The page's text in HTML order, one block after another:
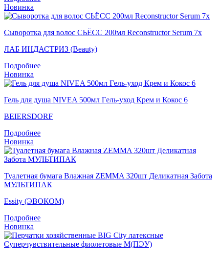
Новинка
Сыворотка для волос СЬЁСС 200мл Reconstructor Serum 7x
ЛАБ ИНДАСТРИЗ (Beauty)
Подробнее
Новинка
Гель для душа NIVEA 500мл Гeль-уход Крем и Кокос 6
BEIERSDORF
Подробнее
Новинка
Туалетная бумага Влажная ZEMMA 320шт Деликатная Забота
МУЛЬТИПАК
Essity (ЭВОКОМ)
Подробнее
Новинка